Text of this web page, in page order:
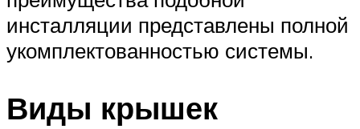
инсталляции представлены полной
укомплектованностью системы.
Виды крышек